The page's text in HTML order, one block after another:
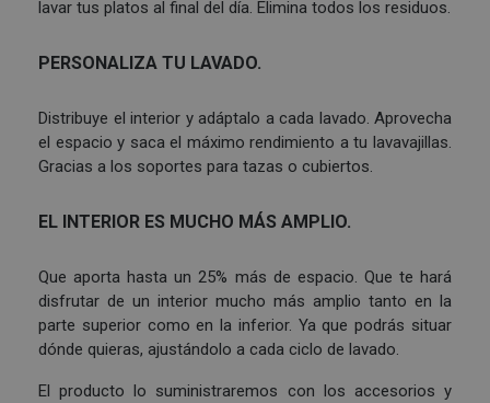
lavar tus platos al final del día. Elimina todos los residuos.
PERSONALIZA TU LAVADO.
Distribuye el interior y adáptalo a cada lavado. Aprovecha
el espacio y saca el máximo rendimiento a tu lavavajillas.
Gracias a los soportes para tazas o cubiertos.
EL INTERIOR ES MUCHO MÁS AMPLIO.
Que aporta hasta un 25% más de espacio. Que te hará
disfrutar de un interior mucho más amplio tanto en la
parte superior como en la inferior. Ya que podrás situar
dónde quieras, ajustándolo a cada ciclo de lavado.
El producto lo suministraremos con los accesorios y